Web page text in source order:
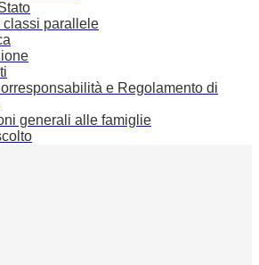
classi parallele
e Regolamento di
generali alle famiglie